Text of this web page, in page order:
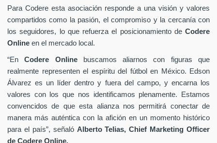
Para Codere esta asociación responde a una visión y valores
compartidos como la pasión, el compromiso y la cercanía con
los seguidores, lo que refuerza el posicionamiento de Codere
Online en el mercado local.
“EnCodere Onlinebuscamos aliarnos con figuras que
realmente representen el espíritu del fútbol en México. Edson
Álvarez es un líder dentro y fuera del campo, y encarna los
valores con los que nos identificamos plenamente. Estamos
convencidos de que esta alianza nos permitirá conectar de
manera más auténtica con la afición en un momento histórico
para el país”, señaló Alberto Telias,Chief Marketing Officer
de Codere Online.